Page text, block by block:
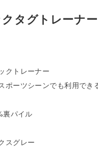
タグトレーナー
クトレーナー
ポーツシーンでも利用でき
裏パイル
スグレー